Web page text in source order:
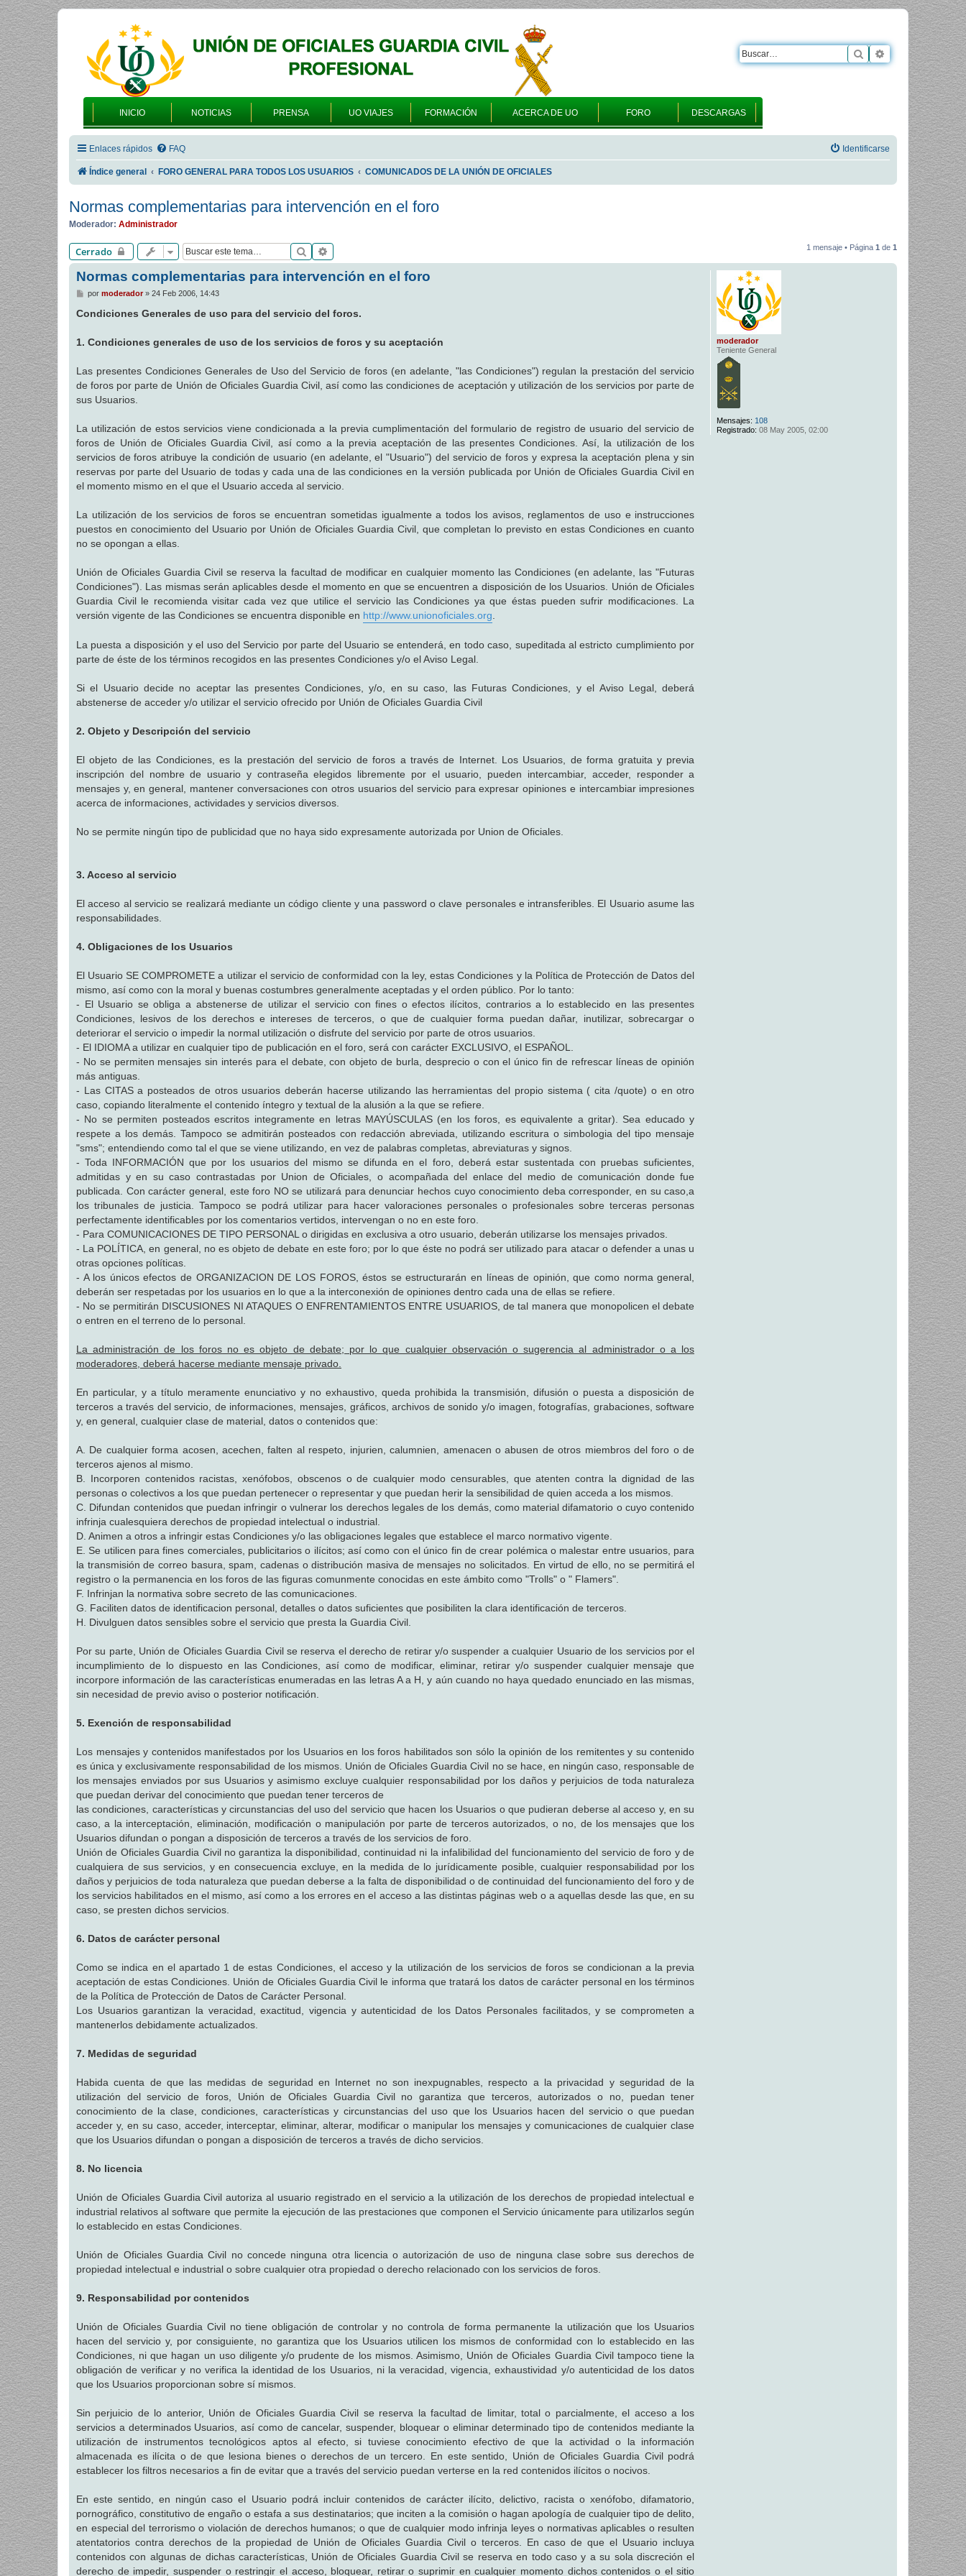
INICIO NOTICIAS PRENSA UO VIAJES FORMACIÓN ACERCA DE UO FORO DESCARGAS
Buscar Búsqueda
Enlaces rápidos FAQ Identificarse
Índice general FORO GENERAL PARA TODOS LOS USUARIOS COMUNICADOS DE LA UNIÓN DE OFICIALES
Normas complementarias para intervención en el foro
Moderador: Administrador
Cerrado Buscar 1 mensaje • Página 1 de 1
moderador
Teniente General
Mensajes: 108
Registrado: 08 May 2005, 02:00
Normas complementarias para intervención en el foro
M
n
por moderador» 24 Feb 2006, 14:43
Condiciones Generales de uso para del servicio del foros.
1. Condiciones generales de uso de los servicios de foros y su aceptación
Las presentes Condiciones Generales de Uso del Servicio de foros (en adelante, "las Condiciones") regulan la prestación del servicio
de foros por parte de Unión de Oficiales Guardia Civil, así como las condiciones de aceptación y utilización de los servicios por parte de
sus Usuarios.
La utilización de estos servicios viene condicionada a la previa cumplimentación del formulario de registro de usuario del servicio de
foros de Unión de Oficiales Guardia Civil, así como a la previa aceptación de las presentes Condiciones. Así, la utilización de los
servicios de foros atribuye la condición de usuario (en adelante, el "Usuario") del servicio de foros y expresa la aceptación plena y sin
reservas por parte del Usuario de todas y cada una de las condiciones en la versión publicada por Unión de Oficiales Guardia Civil en
el momento mismo en el que el Usuario acceda al servicio.
La utilización de los servicios de foros se encuentran sometidas igualmente a todos los avisos, reglamentos de uso e instrucciones
puestos en conocimiento del Usuario por Unión de Oficiales Guardia Civil, que completan lo previsto en estas Condiciones en cuanto
no se opongan a ellas.
Unión de Oficiales Guardia Civil se reserva la facultad de modificar en cualquier momento las Condiciones (en adelante, las "Futuras
Condiciones"). Las mismas serán aplicables desde el momento en que se encuentren a disposición de los Usuarios. Unión de Oficiales
Guardia Civil le recomienda visitar cada vez que utilice el servicio las Condiciones ya que éstas pueden sufrir modificaciones. La
versión vigente de las Condiciones se encuentra disponible en http://www.unionoficiales.org.
La puesta a disposición y el uso del Servicio por parte del Usuario se entenderá, en todo caso, supeditada al estricto cumplimiento por
parte de éste de los términos recogidos en las presentes Condiciones y/o el Aviso Legal.
Si el Usuario decide no aceptar las presentes Condiciones, y/o, en su caso, las Futuras Condiciones, y el Aviso Legal, deberá
abstenerse de acceder y/o utilizar el servicio ofrecido por Unión de Oficiales Guardia Civil
2. Objeto y Descripción del servicio
El objeto de las Condiciones, es la prestación del servicio de foros a través de Internet. Los Usuarios, de forma gratuita y previa
inscripción del nombre de usuario y contraseña elegidos libremente por el usuario, pueden intercambiar, acceder, responder a
mensajes y, en general, mantener conversaciones con otros usuarios del servicio para expresar opiniones e intercambiar impresiones
acerca de informaciones, actividades y servicios diversos.
No se permite ningún tipo de publicidad que no haya sido expresamente autorizada por Union de Oficiales.
3. Acceso al servicio
El acceso al servicio se realizará mediante un código cliente y una password o clave personales e intransferibles. El Usuario asume las
responsabilidades.
4. Obligaciones de los Usuarios
El Usuario SE COMPROMETE a utilizar el servicio de conformidad con la ley, estas Condiciones y la Política de Protección de Datos del
mismo, así como con la moral y buenas costumbres generalmente aceptadas y el orden público. Por lo tanto:
- El Usuario se obliga a abstenerse de utilizar el servicio con fines o efectos ilícitos, contrarios a lo establecido en las presentes
Condiciones, lesivos de los derechos e intereses de terceros, o que de cualquier forma puedan dañar, inutilizar, sobrecargar o
deteriorar el servicio o impedir la normal utilización o disfrute del servicio por parte de otros usuarios.
- El IDIOMA a utilizar en cualquier tipo de publicación en el foro, será con carácter EXCLUSIVO, el ESPAÑOL.
- No se permiten mensajes sin interés para el debate, con objeto de burla, desprecio o con el único fin de refrescar líneas de opinión
más antiguas.
- Las CITAS a posteados de otros usuarios deberán hacerse utilizando las herramientas del propio sistema ( cita /quote) o en otro
caso, copiando literalmente el contenido íntegro y textual de la alusión a la que se refiere.
- No se permiten posteados escritos integramente en letras MAYÚSCULAS (en los foros, es equivalente a gritar). Sea educado y
respete a los demás. Tampoco se admitirán posteados con redacción abreviada, utilizando escritura o simbologia del tipo mensaje
"sms"; entendiendo como tal el que se viene utilizando, en vez de palabras completas, abreviaturas y signos.
- Toda INFORMACIÓN que por los usuarios del mismo se difunda en el foro, deberá estar sustentada con pruebas suficientes,
admitidas y en su caso contrastadas por Union de Oficiales, o acompañada del enlace del medio de comunicación donde fue
publicada. Con carácter general, este foro NO se utilizará para denunciar hechos cuyo conocimiento deba corresponder, en su caso,a
los tribunales de justicia. Tampoco se podrá utilizar para hacer valoraciones personales o profesionales sobre terceras personas
perfectamente identificables por los comentarios vertidos, intervengan o no en este foro.
- Para COMUNICACIONES DE TIPO PERSONAL o dirigidas en exclusiva a otro usuario, deberán utilizarse los mensajes privados.
- La POLÍTICA, en general, no es objeto de debate en este foro; por lo que éste no podrá ser utilizado para atacar o defender a unas u
otras opciones políticas.
- A los únicos efectos de ORGANIZACION DE LOS FOROS, éstos se estructurarán en líneas de opinión, que como norma general,
deberán ser respetadas por los usuarios en lo que a la interconexión de opiniones dentro cada una de ellas se refiere.
- No se permitirán DISCUSIONES NI ATAQUES O ENFRENTAMIENTOS ENTRE USUARIOS, de tal manera que monopolicen el debate
o entren en el terreno de lo personal.
La administración de los foros no es objeto de debate; por lo que cualquier observación o sugerencia al administrador o a los
moderadores, deberá hacerse mediante mensaje privado.
En particular, y a título meramente enunciativo y no exhaustivo, queda prohibida la transmisión, difusión o puesta a disposición de
terceros a través del servicio, de informaciones, mensajes, gráficos, archivos de sonido y/o imagen, fotografías, grabaciones, software
y, en general, cualquier clase de material, datos o contenidos que:
A. De cualquier forma acosen, acechen, falten al respeto, injurien, calumnien, amenacen o abusen de otros miembros del foro o de
terceros ajenos al mismo.
B. Incorporen contenidos racistas, xenófobos, obscenos o de cualquier modo censurables, que atenten contra la dignidad de las
personas o colectivos a los que puedan pertenecer o representar y que puedan herir la sensibilidad de quien acceda a los mismos.
C. Difundan contenidos que puedan infringir o vulnerar los derechos legales de los demás, como material difamatorio o cuyo contenido
infrinja cualesquiera derechos de propiedad intelectual o industrial.
D. Animen a otros a infringir estas Condiciones y/o las obligaciones legales que establece el marco normativo vigente.
E. Se utilicen para fines comerciales, publicitarios o ilícitos; así como con el único fin de crear polémica o malestar entre usuarios, para
la transmisión de correo basura, spam, cadenas o distribución masiva de mensajes no solicitados. En virtud de ello, no se permitirá el
registro o la permanencia en los foros de las figuras comunmente conocidas en este ámbito como "Trolls" o " Flamers".
F. Infrinjan la normativa sobre secreto de las comunicaciones.
G. Faciliten datos de identificacion personal, detalles o datos suficientes que posibiliten la clara identificación de terceros.
H. Divulguen datos sensibles sobre el servicio que presta la Guardia Civil.
Por su parte, Unión de Oficiales Guardia Civil se reserva el derecho de retirar y/o suspender a cualquier Usuario de los servicios por el
incumplimiento de lo dispuesto en las Condiciones, así como de modificar, eliminar, retirar y/o suspender cualquier mensaje que
incorpore información de las características enumeradas en las letras A a H, y aún cuando no haya quedado enunciado en las mismas,
sin necesidad de previo aviso o posterior notificación.
5. Exención de responsabilidad
Los mensajes y contenidos manifestados por los Usuarios en los foros habilitados son sólo la opinión de los remitentes y su contenido
es única y exclusivamente responsabilidad de los mismos. Unión de Oficiales Guardia Civil no se hace, en ningún caso, responsable de
los mensajes enviados por sus Usuarios y asimismo excluye cualquier responsabilidad por los daños y perjuicios de toda naturaleza
que puedan derivar del conocimiento que puedan tener terceros de
las condiciones, características y circunstancias del uso del servicio que hacen los Usuarios o que pudieran deberse al acceso y, en su
caso, a la interceptación, eliminación, modificación o manipulación por parte de terceros autorizados, o no, de los mensajes que los
Usuarios difundan o pongan a disposición de terceros a través de los servicios de foro.
Unión de Oficiales Guardia Civil no garantiza la disponibilidad, continuidad ni la infalibilidad del funcionamiento del servicio de foro y de
cualquiera de sus servicios, y en consecuencia excluye, en la medida de lo jurídicamente posible, cualquier responsabilidad por los
daños y perjuicios de toda naturaleza que puedan deberse a la falta de disponibilidad o de continuidad del funcionamiento del foro y de
los servicios habilitados en el mismo, así como a los errores en el acceso a las distintas páginas web o a aquellas desde las que, en su
caso, se presten dichos servicios.
6. Datos de carácter personal
Como se indica en el apartado 1 de estas Condiciones, el acceso y la utilización de los servicios de foros se condicionan a la previa
aceptación de estas Condiciones. Unión de Oficiales Guardia Civil le informa que tratará los datos de carácter personal en los términos
de la Política de Protección de Datos de Carácter Personal.
Los Usuarios garantizan la veracidad, exactitud, vigencia y autenticidad de los Datos Personales facilitados, y se comprometen a
mantenerlos debidamente actualizados.
7. Medidas de seguridad
Habida cuenta de que las medidas de seguridad en Internet no son inexpugnables, respecto a la privacidad y seguridad de la
utilización del servicio de foros, Unión de Oficiales Guardia Civil no garantiza que terceros, autorizados o no, puedan tener
conocimiento de la clase, condiciones, características y circunstancias del uso que los Usuarios hacen del servicio o que puedan
acceder y, en su caso, acceder, interceptar, eliminar, alterar, modificar o manipular los mensajes y comunicaciones de cualquier clase
que los Usuarios difundan o pongan a disposición de terceros a través de dicho servicios.
8. No licencia
Unión de Oficiales Guardia Civil autoriza al usuario registrado en el servicio a la utilización de los derechos de propiedad intelectual e
industrial relativos al software que permite la ejecución de las prestaciones que componen el Servicio únicamente para utilizarlos según
lo establecido en estas Condiciones.
Unión de Oficiales Guardia Civil no concede ninguna otra licencia o autorización de uso de ninguna clase sobre sus derechos de
propiedad intelectual e industrial o sobre cualquier otra propiedad o derecho relacionado con los servicios de foros.
9. Responsabilidad por contenidos
Unión de Oficiales Guardia Civil no tiene obligación de controlar y no controla de forma permanente la utilización que los Usuarios
hacen del servicio y, por consiguiente, no garantiza que los Usuarios utilicen los mismos de conformidad con lo establecido en las
Condiciones, ni que hagan un uso diligente y/o prudente de los mismos. Asimismo, Unión de Oficiales Guardia Civil tampoco tiene la
obligación de verificar y no verifica la identidad de los Usuarios, ni la veracidad, vigencia, exhaustividad y/o autenticidad de los datos
que los Usuarios proporcionan sobre sí mismos.
Sin perjuicio de lo anterior, Unión de Oficiales Guardia Civil se reserva la facultad de limitar, total o parcialmente, el acceso a los
servicios a determinados Usuarios, así como de cancelar, suspender, bloquear o eliminar determinado tipo de contenidos mediante la
utilización de instrumentos tecnológicos aptos al efecto, si tuviese conocimiento efectivo de que la actividad o la información
almacenada es ilícita o de que lesiona bienes o derechos de un tercero. En este sentido, Unión de Oficiales Guardia Civil podrá
establecer los filtros necesarios a fin de evitar que a través del servicio puedan verterse en la red contenidos ilícitos o nocivos.
En este sentido, en ningún caso el Usuario podrá incluir contenidos de carácter ilícito, delictivo, racista o xenófobo, difamatorio,
pornográfico, constitutivo de engaño o estafa a sus destinatarios; que inciten a la comisión o hagan apología de cualquier tipo de delito,
en especial del terrorismo o violación de derechos humanos; o que de cualquier modo infrinja leyes o normativas aplicables o resulten
atentatorios contra derechos de la propiedad de Unión de Oficiales Guardia Civil o terceros. En caso de que el Usuario incluya
contenidos con algunas de dichas características, Unión de Oficiales Guardia Civil se reserva en todo caso y a su sola discreción el
derecho de impedir, suspender o restringir el acceso, bloquear, retirar o suprimir en cualquier momento dichos contenidos o el sitio